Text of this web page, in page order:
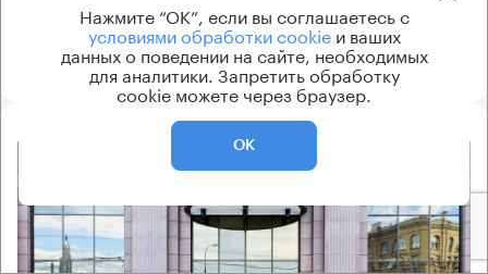
Показать ещё
Нажмите “ОК”, если вы соглашаетесь с
условиями обработки cookieи ваших
данных о поведении на сайте, необходимых
для аналитики. Запретить обработку
cookie можете через браузер.
ОК